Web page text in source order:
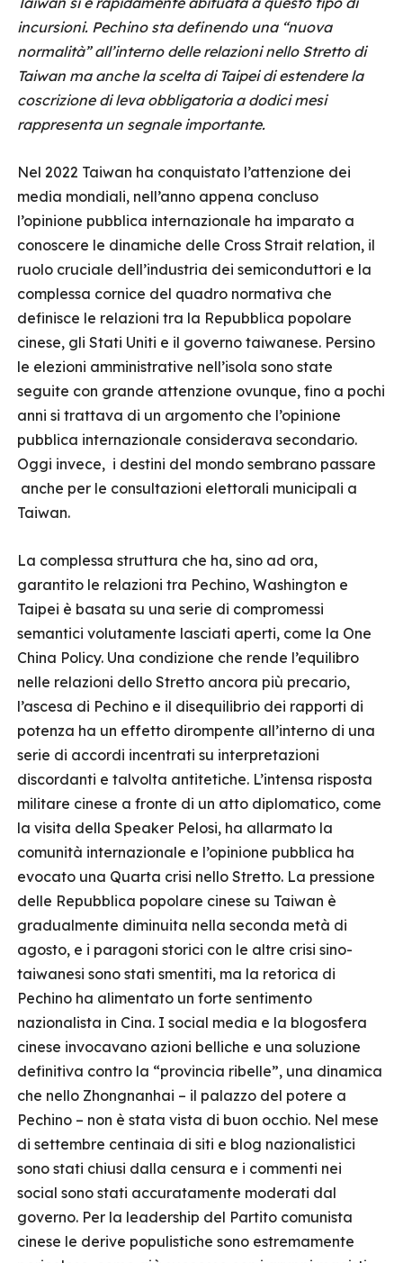
incursioni. Pechino sta definendo una “nuova
normalità” all’interno delle relazioni nello Stretto di
Taiwan ma anche la scelta di Taipei di estendere la
coscrizione di leva obbligatoria a dodici mesi
rappresenta un segnale importante.
Nel 2022 Taiwan ha conquistato l’attenzione dei
media mondiali, nell’anno appena concluso
l’opinione pubblica internazionale ha imparato a
conoscere le dinamiche delle Cross Strait relation, il
ruolo cruciale dell’industria dei semiconduttori e la
complessa cornice del quadro normativa che
definisce le relazioni tra la Repubblica popolare
cinese, gli Stati Uniti e il governo taiwanese. Persino
le elezioni amministrative nell’isola sono state
seguite con grande attenzione ovunque, fino a pochi
anni si trattava di un argomento che l’opinione
pubblica internazionale considerava secondario.
Oggi invece, i destini del mondo sembrano passare
anche per le consultazioni elettorali municipali a
Taiwan.
La complessa struttura che ha, sino ad ora,
garantito le relazioni tra Pechino, Washington e
Taipei è basata su una serie di compromessi
semantici volutamente lasciati aperti, come la One
China Policy. Una condizione che rende l’equilibro
nelle relazioni dello Stretto ancora più precario,
l’ascesa di Pechino e il disequilibrio dei rapporti di
potenza ha un effetto dirompente all’interno di una
serie di accordi incentrati su interpretazioni
discordanti e talvolta antitetiche. L’intensa risposta
militare cinese a fronte di un atto diplomatico, come
la visita della Speaker Pelosi, ha allarmato la
comunità internazionale e l’opinione pubblica ha
evocato una Quarta crisi nello Stretto. La pressione
delle Repubblica popolare cinese su Taiwan è
gradualmente diminuita nella seconda metà di
agosto, e i paragoni storici con le altre crisi sino-
taiwanesi sono stati smentiti, ma la retorica di
Pechino ha alimentato un forte sentimento
nazionalista in Cina. I social media e la blogosfera
cinese invocavano azioni belliche e una soluzione
definitiva contro la “provincia ribelle”, una dinamica
che nello Zhongnanhai – il palazzo del potere a
Pechino – non è stata vista di buon occhio. Nel mese
di settembre centinaia di siti e blog nazionalistici
sono stati chiusi dalla censura e i commenti nei
social sono stati accuratamente moderati dal
governo. Per la leadership del Partito comunista
cinese le derive populistiche sono estremamente